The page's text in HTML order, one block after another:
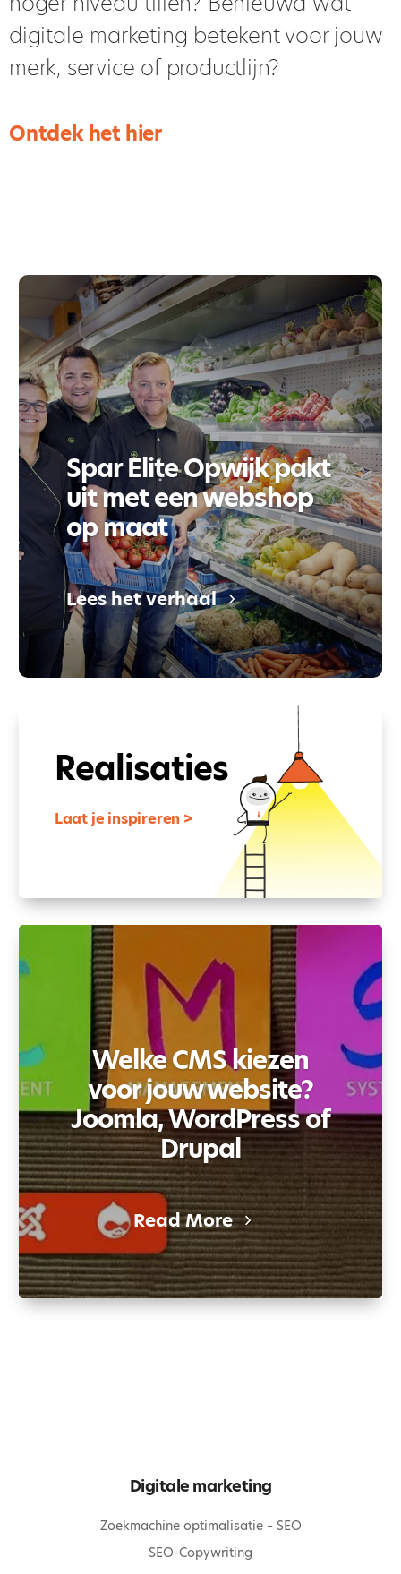
digitale marketing betekent voor jouw
merk, service of productlijn?
Ontdek het hier
Spar Elite Opwijk pakt
uit met een webshop
op maat
Lees het verhaal
Realisaties
Laat je inspireren >
Welke CMS kiezen
voor jouw website?
Joomla, WordPress of
Drupal
Read More
Digitale marketing
Zoekmachine optimalisatie – SEO
SEO-Copywriting